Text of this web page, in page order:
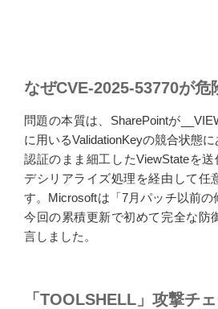
なぜCVE-2025-53770が危
問題の本質は、SharePointが
に用いるValidationKeyの競合状態
認証のまま細工したViewStateを
デシリアライズ処理を経由して任
す。Microsoftは「7月パッチ以前の
今回の累積更新で初めて完全な防
言しました。
「TOOLSHELL」攻撃チ